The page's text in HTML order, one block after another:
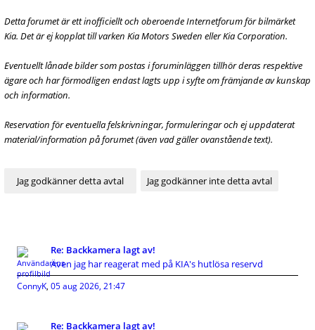
Detta forumet är ett inofficiellt och oberoende Internetforum för bilmärket
Kia. Det är ej kopplat till varken Kia Motors Sweden eller Kia Corporation.
Eventuellt lånade bilder som postas i foruminläggen tillhör deras respektive
ägare och har förmodligen endast lagts upp i syfte om främjande av kunskap
och information.
Reservation för eventuella felskrivningar, formuleringar och ej uppdaterat
material/information på forumet (även vad gäller ovanstående text).
Re: Backkamera lagt av!
Även jag har reagerat med på KIA's hutlösa reservd
ConnyK, 05 aug 2026, 21:47
Re: Backkamera lagt av!